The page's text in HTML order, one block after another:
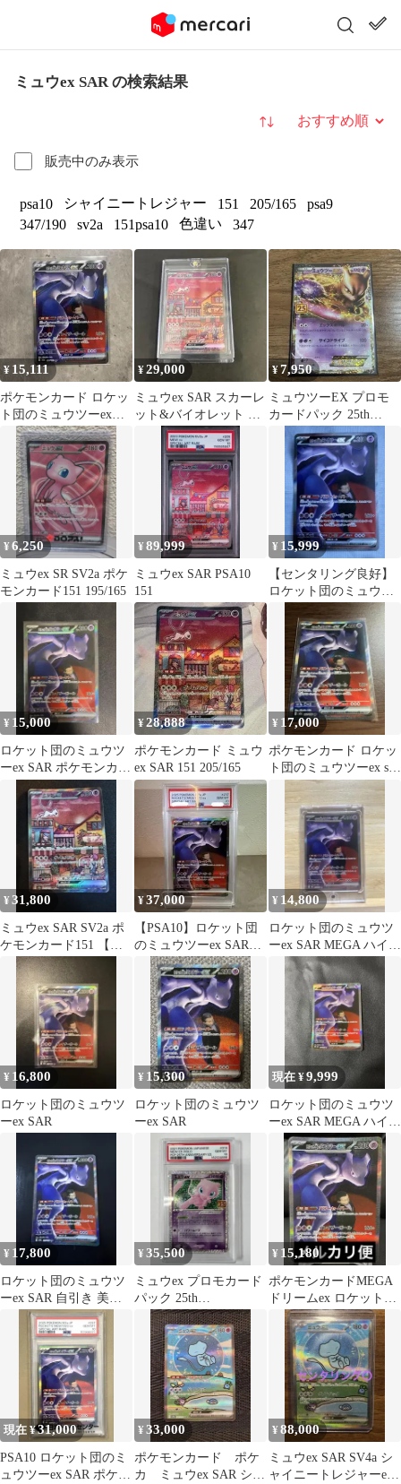
ミュウex SAR の検索結果
販売中のみ表示
並び替え
psa10 シャイニートレジャー 151 205/165
psa9
347/190
sv2a 151psa10 色違い 347
¥ 15,111
ポケモンカード ロケッ
ト団のミュウツーex
SAR
¥29,000
ミュウex SAR スカーレ
ット&バイオレット 強
化拡張パック ポケモン
カード…
¥7,950
ミュウツーEX プロモ
カードパック 25th
ANNIVERSARY edit…
¥6,250
ミュウex SR SV2a ポケ
モンカード151 195/165
¥89,999
ミュウex SAR PSA10
151
¥ 15,999
【センタリング良好】
ロケット団のミュウツ
ーex SAR MEGAドリー
¥ 15,000
ロケット団のミュウツ
ーex SAR ポケモンカー
¥28,888
ポケモンカード ミュウ
ex SAR 151 205/165
¥ 17,000
ポケモンカード ロケッ
ト団のミュウツーex sar
自引き
¥31,800
ミュウex SAR SV2a ポ
ケモンカード151 【マ
グネットローダー付】
¥37,000
【PSA10】ロケット団
のミュウツーex SAR
237/193
¥ 14,800
ロケット団のミュウツ
ーex SAR MEGA ハイク
ラスパック MEGAドリ
¥ 16,800
ロケット団のミュウツ
ーex SAR
¥ 15,300
ロケット団のミュウツ
ーex SAR
現在 ¥9,999
ロケット団のミュウツ
ーex SAR MEGA ハイク
ラスパック MEGAドリ
ー…
¥ 17,800
ロケット団のミュウツ
ーex SAR 自引き 美品
スリーブ・ローダー保
管匿名配送
¥35,500
ミュウex プロモカード
パック 25th
ANNIVERSARY editio…
¥ 15,180
ポケモンカードMEGA
ドリームex ロケット団
のミュウツーex SAR
現在 ¥31,000
PSA10 ロケット団のミ
ュウツーex SAR ポケモ
¥33,000
ポケモンカード ポケ
カ ミュウex SAR シャ
¥88,000
ミュウex SAR SV4a シ
ャイニートレジャーex